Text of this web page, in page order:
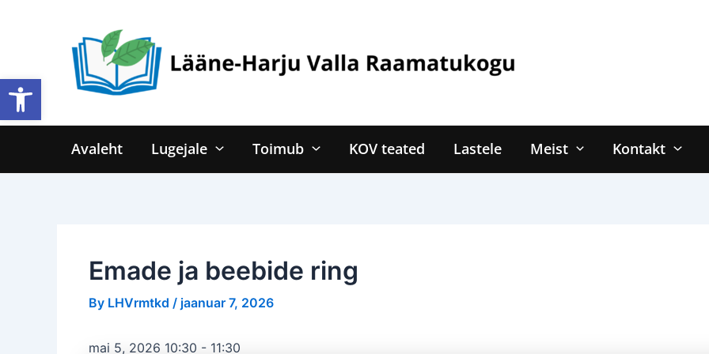
Open toolbar
Avaleht Lugejale Toimub KOV teated Lastele Meist Kontakt
Emade ja beebide ring
By LHVrmtkd / jaanuar 7, 2026
mai 5, 2026 10:30 - 11:30